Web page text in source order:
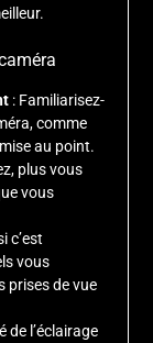
: Familiarisez-
comme
au point.
plus vous
vous
c’est
vous
prises de vue
de l’éclairage